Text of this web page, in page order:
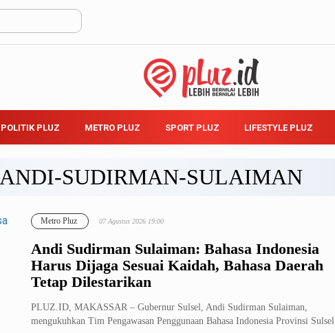
POLITIK PLUZ METRO PLUZ SPORT PLUZ LIFESTYLE PLUZ
ANDI-SUDIRMAN-SULAIMAN
Andi Sudirman Sulaiman: Bahasa Indonesia
Harus Dijaga Sesuai Kaidah, Bahasa Daerah
Tetap Dilestarikan
Metro Pluz 07 Agustus 2026 19:00
PLUZ.ID, MAKASSAR – Gubernur Sulsel, Andi Sudirman Sulaiman,
mengukuhkan Tim Pengawasan Penggunaan Bahasa Indonesia Provinsi Sulsel